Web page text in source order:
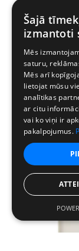
Šajā
izmantoti
Mēs
saturu,
Mēs arī
lietojat mūsu
analītikas
ar citu
vai ko viņi ir
pakalpojumus.